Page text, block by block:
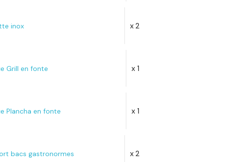
inox x 2
Grill en fonte x 1
Plancha en fonte x 1
bacs gastronormes x 2